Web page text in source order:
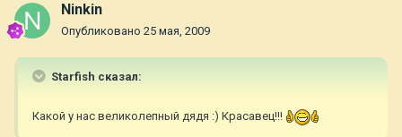
Ninkin
Опубликовано 25 мая, 2009
Starfish сказал:
Какой у нас великолепный дядя :) Красавец!!!